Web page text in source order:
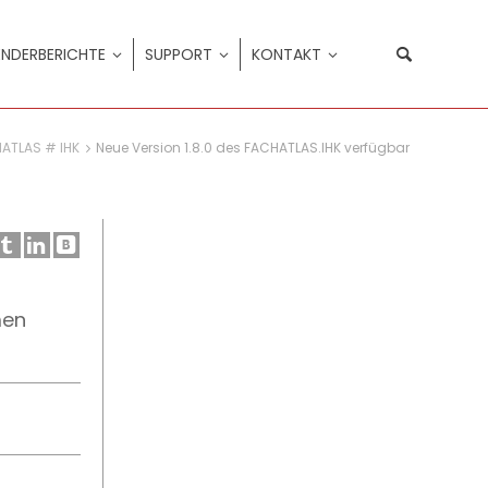
SUPPORT KONTAKT
# IHK Neue Version 1.8.0 des FACHATLAS.IHK verfügbar